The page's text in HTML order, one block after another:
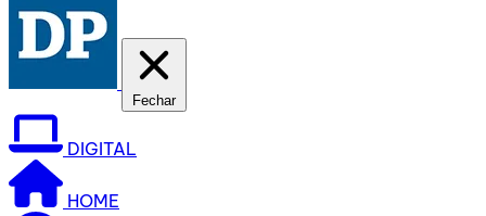
Fechar
DIGITAL
HOME